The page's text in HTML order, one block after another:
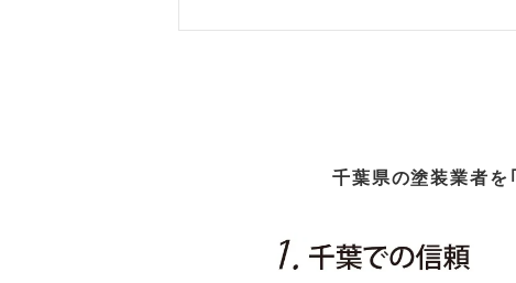
千葉県の塗装業者を ｢